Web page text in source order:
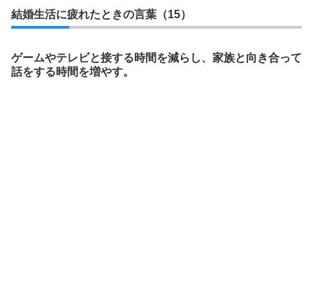
結婚生活に疲れたときの言葉（15）
ゲームやテレビと接する時間を減らし、家族と向き合って
話をする時間を増やす。